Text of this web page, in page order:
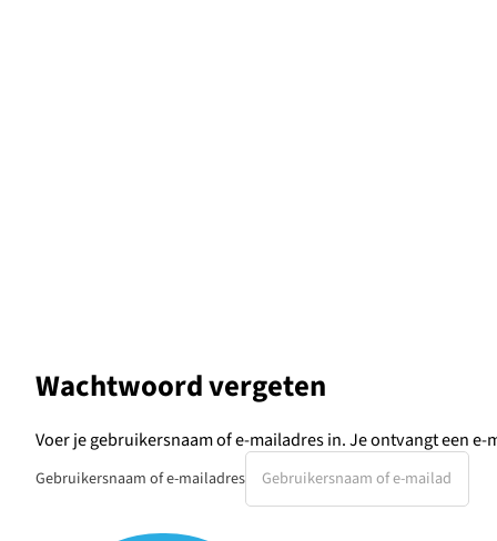
Wachtwoord vergeten
Voer je gebruikersnaam of e-mailadres in. Je ontvangt een
Gebruikersnaam of e-mailadres